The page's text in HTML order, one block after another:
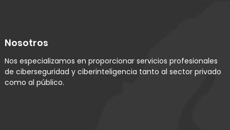
Nosotros
Nos especializamos en proporcionar servicios profesionales
de ciberseguridad y ciberinteligencia tanto al sector privado
como al público.